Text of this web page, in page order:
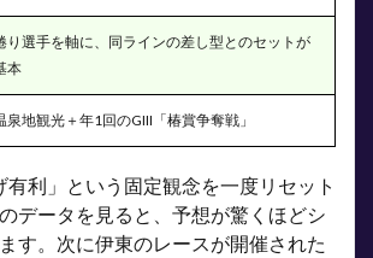
り選手を軸に、同ラインの差し型とのセットが
本
泉地観光＋年1回のGIII「椿賞争奪戦」
有利」という固定観念を一度リセット
データを見ると、予想が驚くほどシ
す。次に伊東のレースが開催された